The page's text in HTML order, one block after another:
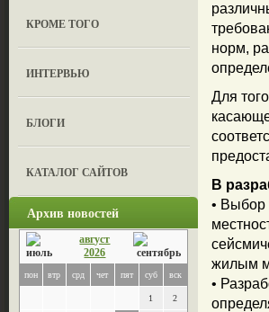
КРОМЕ ТОГО
ИНТЕРВЬЮ
БЛОГИ
КАТАЛОГ САЙТОВ
Архив новостей
август
2026
пон втр срд чет пят суб вск
1 2
норм,
Для
В
• Выбор
жилым
•